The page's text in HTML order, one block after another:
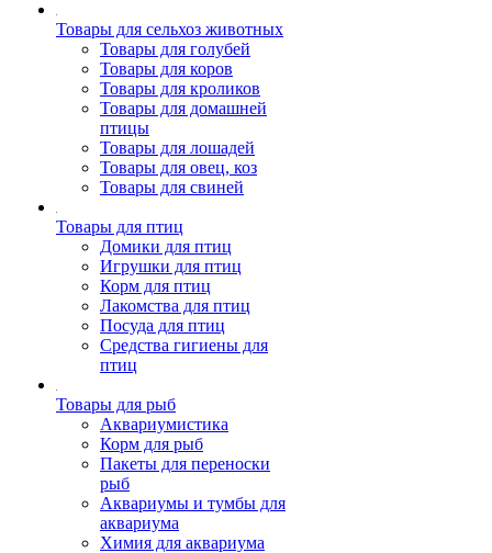
Товары для сельхоз животных
Товары для голубей
Товары для коров
Товары для кроликов
Товары для домашней
птицы
Товары для лошадей
Товары для овец, коз
Товары для свиней
Товары для птиц
Домики для птиц
Игрушки для птиц
Корм для птиц
Лакомства для птиц
Посуда для птиц
Средства гигиены для
птиц
Товары для рыб
Аквариумистика
Корм для рыб
Пакеты для переноски
рыб
Аквариумы и тумбы для
аквариума
Химия для аквариума